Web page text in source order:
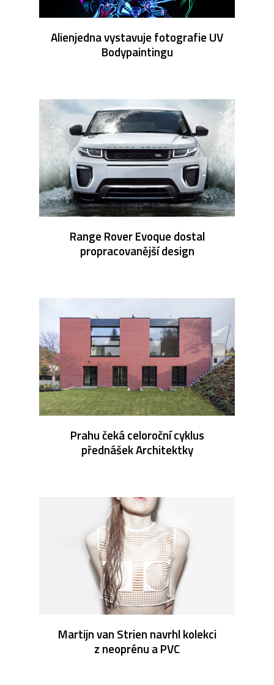
Alienjedna vystavuje fotografie UV
Bodypaintingu
Range Rover Evoque dostal
propracovanější design
Prahu čeká celoroční cyklus
přednášek Architektky
Martijn van Strien navrhl kolekci
z neoprénu a PVC